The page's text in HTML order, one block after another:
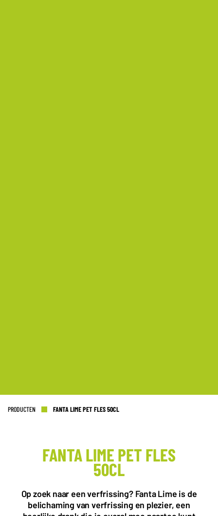
PRODUCTEN FANTA LIME PET FLES 50CL
FANTA LIME PET FLES
50CL
Op zoek naar een verfrissing? Fanta Lime is de
belichaming van verfrissing en plezier, een
KANTOOR NL
Nederland
+31(0)40 2405 737